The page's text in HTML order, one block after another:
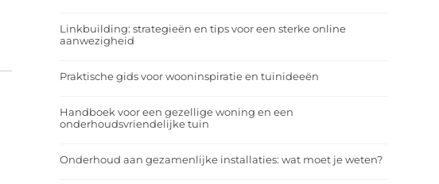
Linkbuilding: strategieën en tips voor een sterke online
aanwezigheid
Praktische gids voor wooninspiratie en tuinideeën
Handboek voor een gezellige woning en een
onderhoudsvriendelijke tuin
Onderhoud aan gezamenlijke installaties: wat moet je weten?